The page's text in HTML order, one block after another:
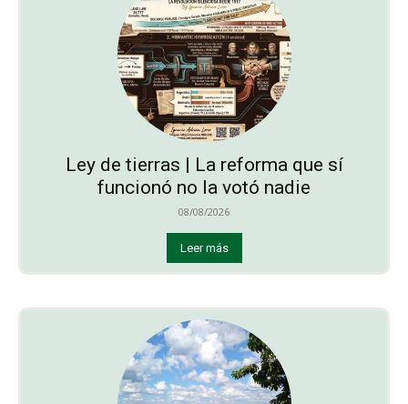
Ley de tierras | La reforma que sí
funcionó no la votó nadie
08/08/2026
Leer más